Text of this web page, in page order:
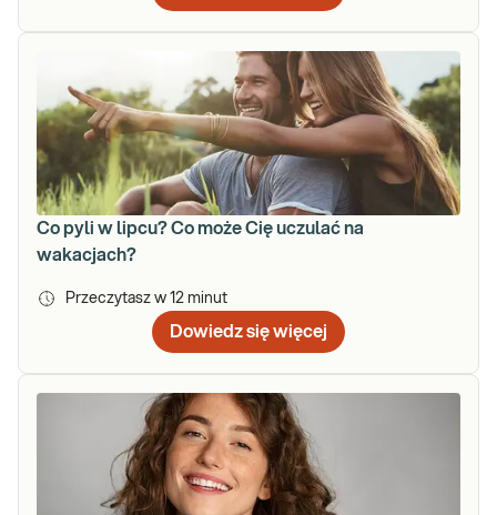
Co pyli w lipcu? Co może Cię uczulać na
wakacjach?
Przeczytasz w 12 minut
Dowiedz się więcej